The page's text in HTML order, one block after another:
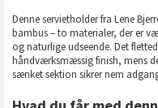
Denne servietholder fra Lene
bambus – to materialer, der er
og naturlige udseende. Det
håndværksmæssig finish, mens
sænket sektion sikrer nem